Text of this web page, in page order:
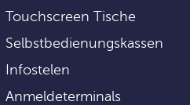
Touchscreen Tische
Selbstbedienungskassen
Infostelen
Anmeldeterminals